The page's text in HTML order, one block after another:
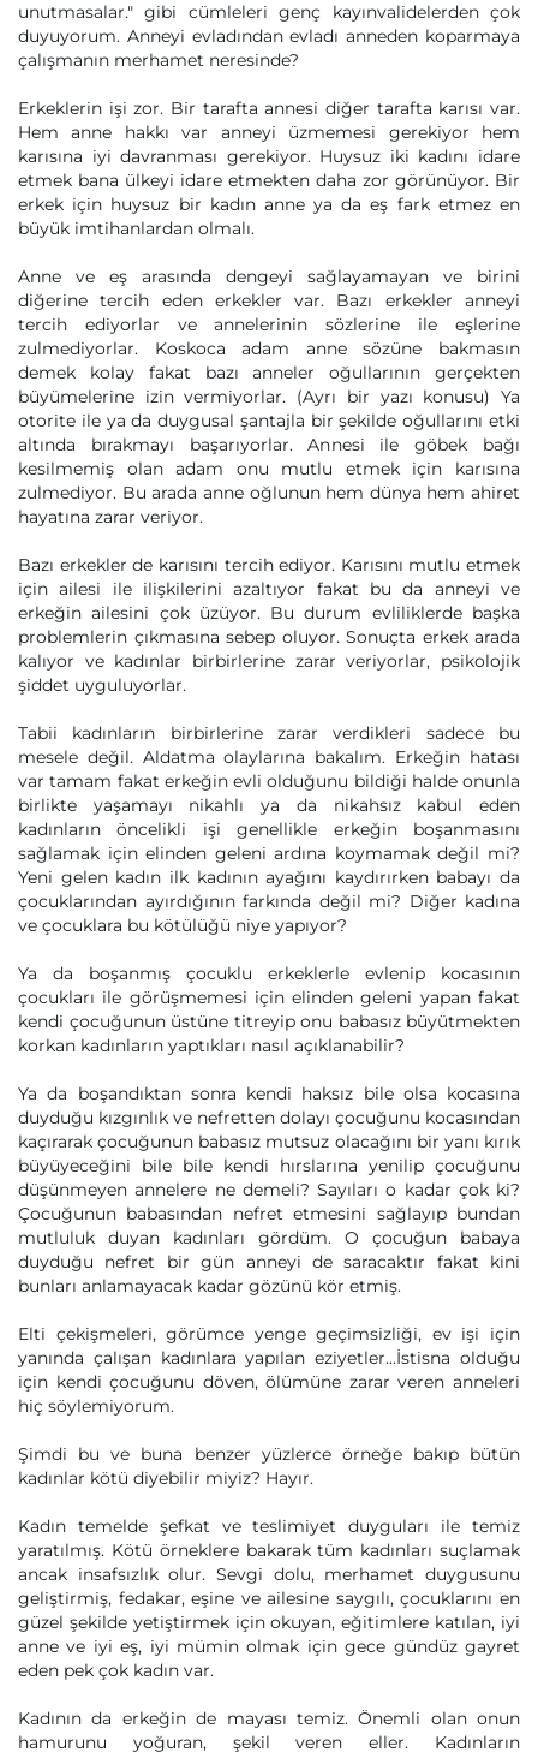
unutmasalar." gibi cümleleri genç kayınvalidelerden çok
duyuyorum. Anneyi evladından evladı anneden koparmaya
çalışmanın merhamet neresinde?
Erkeklerin işi zor. Bir tarafta annesi diğer tarafta karısı var.
Hem anne hakkı var anneyi üzmemesi gerekiyor hem
karısına iyi davranması gerekiyor. Huysuz iki kadını idare
etmek bana ülkeyi idare etmekten daha zor görünüyor. Bir
erkek için huysuz bir kadın anne ya da eş fark etmez en
büyük imtihanlardan olmalı.
Anne ve eş arasında dengeyi sağlayamayan ve birini
diğerine tercih eden erkekler var. Bazı erkekler anneyi
tercih ediyorlar ve annelerinin sözlerine ile eşlerine
zulmediyorlar. Koskoca adam anne sözüne bakmasın
demek kolay fakat bazı anneler oğullarının gerçekten
büyümelerine izin vermiyorlar. (Ayrı bir yazı konusu) Ya
otorite ile ya da duygusal şantajla bir şekilde oğullarını etki
altında bırakmayı başarıyorlar. Annesi ile göbek bağı
kesilmemiş olan adam onu mutlu etmek için karısına
zulmediyor. Bu arada anne oğlunun hem dünya hem ahiret
hayatına zarar veriyor.
Bazı erkekler de karısını tercih ediyor. Karısını mutlu etmek
için ailesi ile ilişkilerini azaltıyor fakat bu da anneyi ve
erkeğin ailesini çok üzüyor. Bu durum evliliklerde başka
problemlerin çıkmasına sebep oluyor. Sonuçta erkek arada
kalıyor ve kadınlar birbirlerine zarar veriyorlar, psikolojik
şiddet uyguluyorlar.
Tabii kadınların birbirlerine zarar verdikleri sadece bu
mesele değil. Aldatma olaylarına bakalım. Erkeğin hatası
var tamam fakat erkeğin evli olduğunu bildiği halde onunla
birlikte yaşamayı nikahlı ya da nikahsız kabul eden
kadınların öncelikli işi genellikle erkeğin boşanmasını
sağlamak için elinden geleni ardına koymamak değil mi?
Yeni gelen kadın ilk kadının ayağını kaydırırken babayı da
çocuklarından ayırdığının farkında değil mi? Diğer kadına
ve çocuklara bu kötülüğü niye yapıyor?
Ya da boşanmış çocuklu erkeklerle evlenip kocasının
çocukları ile görüşmemesi için elinden geleni yapan fakat
kendi çocuğunun üstüne titreyip onu babasız büyütmekten
korkan kadınların yaptıkları nasıl açıklanabilir?
Ya da boşandıktan sonra kendi haksız bile olsa kocasına
duyduğu kızgınlık ve nefretten dolayı çocuğunu kocasından
kaçırarak çocuğunun babasız mutsuz olacağını bir yanı kırık
büyüyeceğini bile bile kendi hırslarına yenilip çocuğunu
düşünmeyen annelere ne demeli? Sayıları o kadar çok ki?
Çocuğunun babasından nefret etmesini sağlayıp bundan
mutluluk duyan kadınları gördüm. O çocuğun babaya
duyduğu nefret bir gün anneyi de saracaktır fakat kini
bunları anlamayacak kadar gözünü kör etmiş.
Elti çekişmeleri, görümce yenge geçimsizliği, ev işi için
yanında çalışan kadınlara yapılan eziyetler...İstisna olduğu
için kendi çocuğunu döven, ölümüne zarar veren anneleri
hiç söylemiyorum.
Şimdi bu ve buna benzer yüzlerce örneğe bakıp bütün
kadınlar kötü diyebilir miyiz? Hayır.
Kadın temelde şefkat ve teslimiyet duyguları ile temiz
yaratılmış. Kötü örneklere bakarak tüm kadınları suçlamak
ancak insafsızlık olur. Sevgi dolu, merhamet duygusunu
geliştirmiş, fedakar, eşine ve ailesine saygılı, çocuklarını en
güzel şekilde yetiştirmek için okuyan, eğitimlere katılan, iyi
anne ve iyi eş, iyi mümin olmak için gece gündüz gayret
eden pek çok kadın var.
Kadının da erkeğin de mayası temiz. Önemli olan onun
hamurunu yoğuran, şekil veren eller. Kadınların